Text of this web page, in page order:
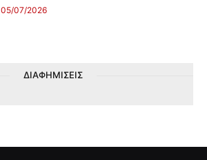
05/07/2026
ΔΙΑΦΗΜΙΣΕΙΣ